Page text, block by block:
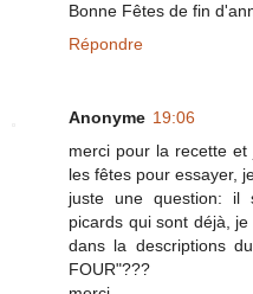
Bonne Fêtes de fin
Répondre
Anonyme 19:06
merci pour la recette
les fêtes pour essayer,
juste une question: il
picards qui sont déjà,
dans la descriptions
FOUR"???